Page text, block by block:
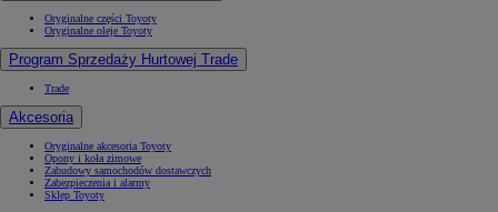
Oryginalne części Toyoty
Oryginalne oleje Toyoty
Program Sprzedaży Hurtowej Trade
Trade
Akcesoria
Oryginalne akcesoria Toyoty
Opony i koła zimowe
Zabudowy samochodów dostawczych
Zabezpieczenia i alarmy
Sklep Toyoty